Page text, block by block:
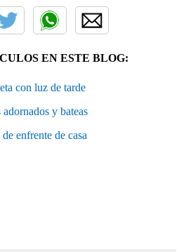
EN ESTE BLOG:
con luz de tarde
adornados y bateas
enfrente de casa